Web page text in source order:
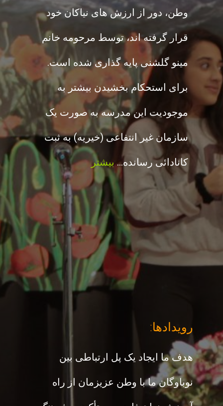
وطن، دور از ارزش های نیاکان خود
قرار گرفته اند، توسط مرحومه خانم
مینو گلشنی پایه گذاری شده است.
برای استحکام بخشیدن بیشتر به
موجودیت این مدرسه به صورت یک
سازمان غیر انتفاعی (خیریه) به ثبت
کانادائی رسانده…بیشتر
:رویدادها
هدف ما ایجاد یک پل ارتباطی بین
نوباوگان ما با وطن عزیزمان از راه